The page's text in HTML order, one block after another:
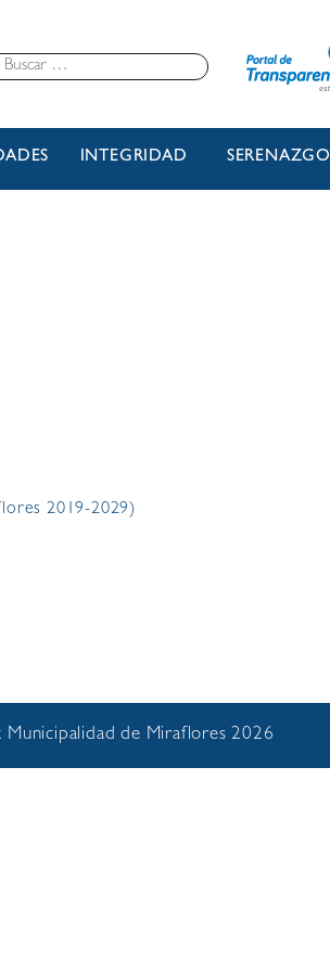
INTEGRIDAD SERENAZGO
2019-2029)
Municipalidad de Miraflores 2026